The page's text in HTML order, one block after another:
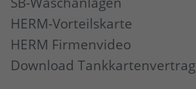
HERM-Vorteilskarte
HERM Firmenvideo
Download Tankkartenvertrag